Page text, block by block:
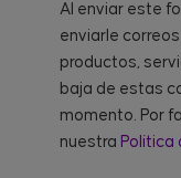
Al enviar este
enviarle
productos,
baja de estas
momento. Por
nuestra Política